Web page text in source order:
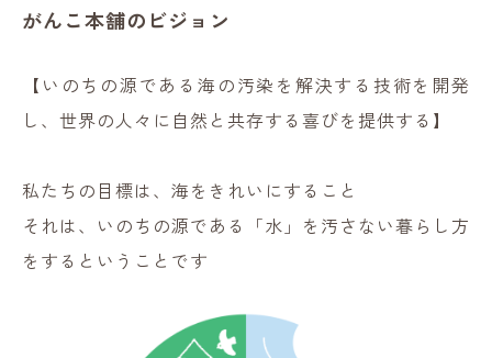
がんこ本舗のビジョン
【いのちの源である海の汚染を解決する技術を開発
し、世界の人々に自然と共存する喜びを提供する】
私たちの目標は、海をきれいにすること
それは、いのちの源である「水」を汚さない暮らし方
をするということです